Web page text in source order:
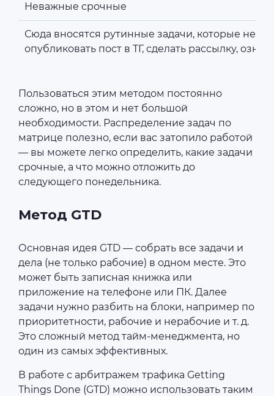
Неважные срочные
Сюда вносятся рутинные задачи, которые не
опубликовать пост в ТГ, сделать рассылку,
Пользоваться этим методом постоянно
сложно, но в этом и нет большой
необходимости. Распределение задач по
матрице полезно, если вас затопило работой
— вы можете легко определить, какие задачи
срочные, а что можно отложить до
следующего понедельника.
Метод GTD
Основная идея GTD — собрать все задачи и
дела (не только рабочие) в одном месте. Это
может быть записная книжка или
приложение на телефоне или ПК. Далее
задачи нужно разбить на блоки, например по
приоритетности, рабочие и нерабочие и т. д.
Это сложный метод тайм-менеджмента, но
один из самых эффективных.
В работе с арбитражем трафика Getting
Things Done (GTD) можно использовать таким